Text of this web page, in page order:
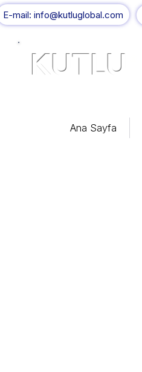
E-mail: info@kutluglobal.com
KUTLU
Ana Sayfa